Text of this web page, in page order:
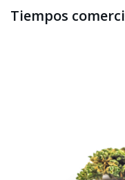
Tiempos